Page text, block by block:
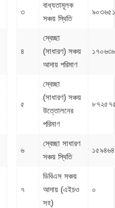
৩
বাধ্যতামূলক
সঞ্চয় স্থিতি
৪
স্বেচ্ছা
(সাধারণ) সঞ্চয়
আদায় পরিমাণ
৫
স্বেচ্ছা
(সাধারণ) সঞ্চয়
উত্তোলনের
পরিমাণ
৬
স্বেচ্ছা সাধারণ
সঞ্চয় স্থিতি
৭
ডিবিএস সঞ্চয়
আদায় (এইচও
সহ)
০